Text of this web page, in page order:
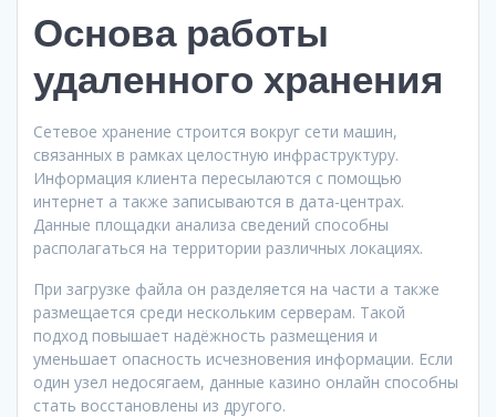
Основа работы
удаленного хранения
Сетевое хранение строится вокруг сети машин,
связанных в рамках целостную инфраструктуру.
Информация клиента пересылаются с помощью
интернет а также записываются в дата-центрах.
Данные площадки анализа сведений способны
располагаться на территории различных локациях.
При загрузке файла он разделяется на части а также
размещается среди нескольким серверам. Такой
подход повышает надёжность размещения и
уменьшает опасность исчезновения информации. Если
один узел недосягаем, данные казино онлайн способны
стать восстановлены из другого.